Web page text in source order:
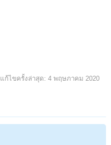
แก้ไขครั้งล่าสุด: 4 พฤษภาคม 2020